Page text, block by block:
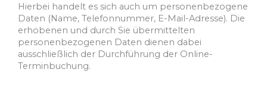
Hierbei handelt es sich auch um personenbezogene
Daten (Name, Telefonnummer, E-Mail-Adresse). Die
erhobenen und durch Sie übermittelten
personenbezogenen Daten dienen dabei
ausschließlich der Durchführung der Online-
Terminbuchung.